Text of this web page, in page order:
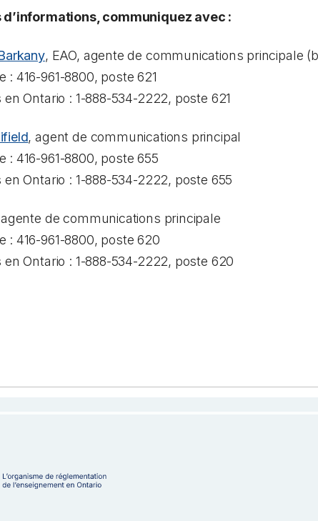
d’informations, communiquez avec :
, EAO, agente de communications principale
: 416-961-8800, poste 621
en Ontario : 1-888-534-2222, poste 621
, agent de communications principal
: 416-961-8800, poste 655
en Ontario : 1-888-534-2222, poste 655
de communications principale
: 416-961-8800, poste 620
en Ontario : 1-888-534-2222, poste 620